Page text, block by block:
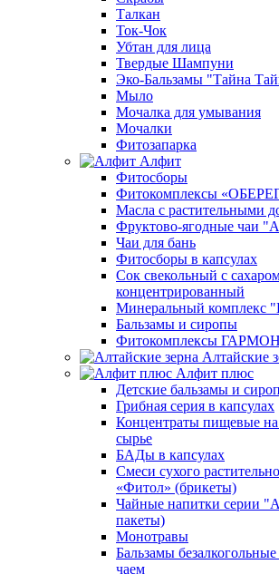
Талкан
Ток-Чок
Убтан для лица
Твердые Шампуни
Эко-Бальзамы "Тайна
Мыло
Мочалка для умывания
Мочалки
Фитозапарка
Алфит
Фитосборы
Фитокомплексы
Масла с растительными
Фруктово-ягодные чаи
Чаи для бань
Фитосборы в капсулах
Сок свекольный с
концентрированный
Минеральный комплекс
Бальзамы и сиропы
Фитокомплексы
Алтайские
Алфит плюс
Детские бальзамы и
Грибная серия в капсулах
Концентраты пищевые на
сырье
БАДы в капсулах
Смеси сухого
«Фитол» (брикеты)
Чайные напитки серии
пакеты)
Монотравы
Бальзамы
чаем